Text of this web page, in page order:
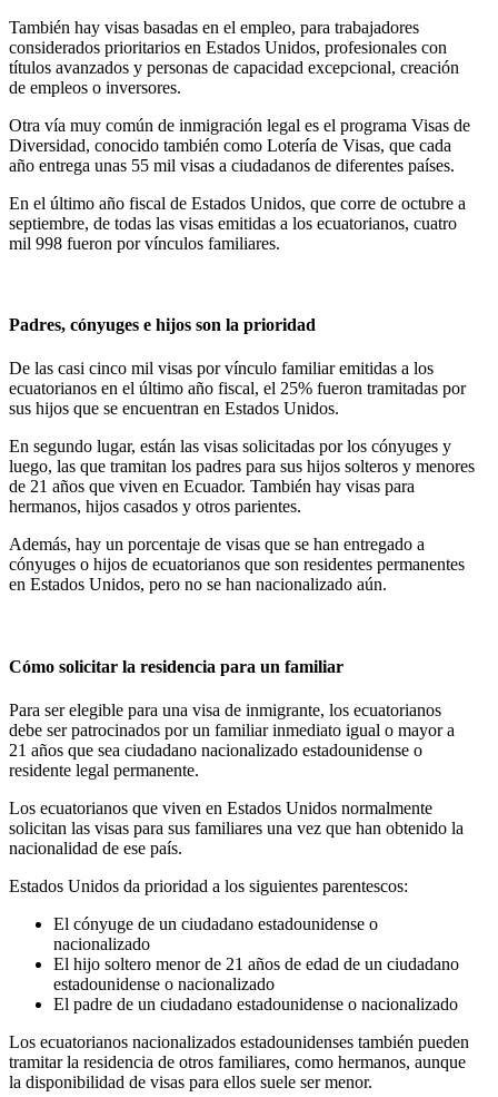
También hay visas basadas en el empleo, para trabajadores
considerados prioritarios en Estados Unidos, profesionales con
títulos avanzados y personas de capacidad excepcional, creación
de empleos o inversores.
Otra vía muy común de inmigración legal es el programa Visas de
Diversidad, conocido también como Lotería de Visas, que cada
año entrega unas 55 mil visas a ciudadanos de diferentes países.
En el último año fiscal de Estados Unidos, que corre de octubre a
septiembre, de todas las visas emitidas a los ecuatorianos, cuatro
mil 998 fueron por vínculos familiares.
Padres, cónyuges e hijos son la prioridad
De las casi cinco mil visas por vínculo familiar emitidas a los
ecuatorianos en el último año fiscal, el 25% fueron tramitadas por
sus hijos que se encuentran en Estados Unidos.
En segundo lugar, están las visas solicitadas por los cónyuges y
luego, las que tramitan los padres para sus hijos solteros y menores
de 21 años que viven en Ecuador. También hay visas para
hermanos, hijos casados y otros parientes.
Además, hay un porcentaje de visas que se han entregado a
cónyuges o hijos de ecuatorianos que son residentes permanentes
en Estados Unidos, pero no se han nacionalizado aún.
Cómo solicitar la residencia para un familiar
Para ser elegible para una visa de inmigrante, los ecuatorianos
debe ser patrocinados por un familiar inmediato igual o mayor a
21 años que sea ciudadano nacionalizado estadounidense o
residente legal permanente.
Los ecuatorianos que viven en Estados Unidos normalmente
solicitan las visas para sus familiares una vez que han obtenido la
nacionalidad de ese país.
Estados Unidos da prioridad a los siguientes parentescos:
El cónyuge de un ciudadano estadounidense o
nacionalizado
El hijo soltero menor de 21 años de edad de un ciudadano
estadounidense o nacionalizado
El padre de un ciudadano estadounidense o nacionalizado
Los ecuatorianos nacionalizados estadounidenses también pueden
tramitar la residencia de otros familiares, como hermanos, aunque
la disponibilidad de visas para ellos suele ser menor.